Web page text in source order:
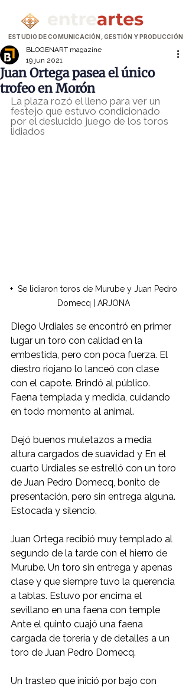
ESTUDIO DE COMUNICACIÓN, GESTIÓN Y PRODUCCIÓN
Juan Ortega pasea el único
trofeo en Morón
BLOGENART magazine
19 jun 2021
La plaza rozó el lleno para ver un
festejo que estuvo condicionado
por el deslucido juego de los toros
lidiados
+  Se lidiaron toros de Murube y Juan Pedro
Domecq | ARJONA
Diego Urdiales se encontró en primer
lugar un toro con calidad en la
embestida, pero con poca fuerza. El
diestro riojano lo lanceó con clase
con el capote. Brindó al público.
Faena templada y medida, cuidando
en todo momento al animal.
Dejó buenos muletazos a media
altura cargados de suavidad y En el
cuarto Urdiales se estrelló con un toro
de Juan Pedro Domecq, bonito de
presentación, pero sin entrega alguna.
Estocada y silencio.
Juan Ortega recibió muy templado al
segundo de la tarde con el hierro de
Murube. Un toro sin entrega y apenas
clase y que siempre tuvo la querencia
a tablas. Estuvo por encima el
sevillano en una faena con temple
Ante el quinto cuajó una faena
cargada de torería y de detalles a un
toro de Juan Pedro Domecq.
Un trasteo que inició por bajo con